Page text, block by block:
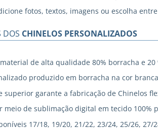
fotos, textos, imagens ou escolha
DOS CHINELOS PERSONALIZADOS
de alta qualidade 80% borracha e 20
produzido em borracha na cor
superior garante a fabricação de Chinelos
meio de sublimação digital em tecido
17/18, 19/20, 21/22, 23/24, 25/26,